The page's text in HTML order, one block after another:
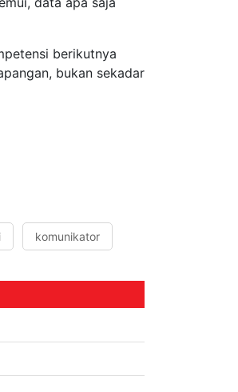
berikutnya
bukan sekadar
komunikator